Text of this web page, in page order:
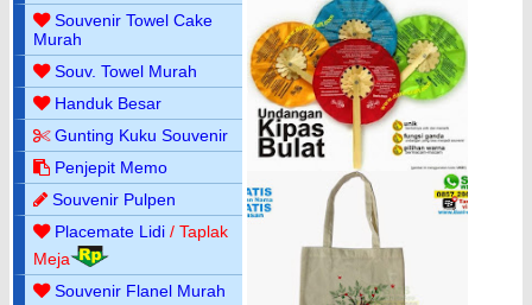
Souvenir Towel Cake
Murah
Souv. Towel Murah
Handuk Besar
Gunting Kuku Souvenir
Penjepit Memo
Souvenir Pulpen
Placemate Lidi / Taplak
Meja
Souvenir Flanel Murah